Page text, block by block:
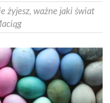
żyjesz, ważne jaki świat